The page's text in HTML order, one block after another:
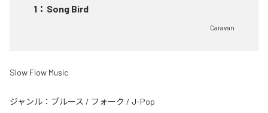
1 ： Song Bird
Caravan
Slow Flow Music
ジャンル： ブルース / フォーク / J-Pop